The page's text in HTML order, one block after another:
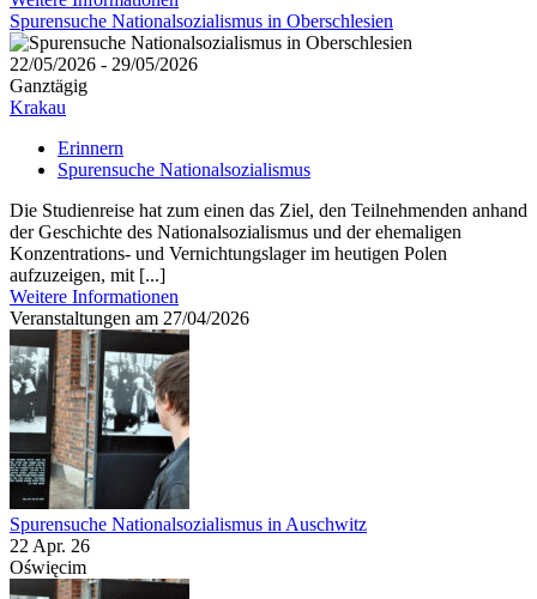
Spurensuche Nationalsozialismus in Oberschlesien
22/05/2026 - 29/05/2026
Ganztägig
Krakau
Erinnern
Spurensuche Nationalsozialismus
Die Studienreise hat zum einen das Ziel, den Teilnehmenden anhand
der Geschichte des Nationalsozialismus und der ehemaligen
Konzentrations- und Vernichtungslager im heutigen Polen
aufzuzeigen, mit [...]
Weitere Informationen
Veranstaltungen am 27/04/2026
Spurensuche Nationalsozialismus in Auschwitz
22 Apr. 26
Oświęcim